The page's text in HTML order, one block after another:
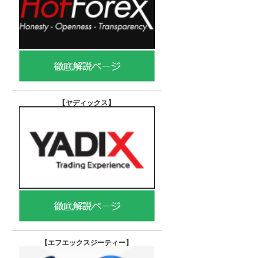
【ヤディックス】
【エフエックスジーティー】